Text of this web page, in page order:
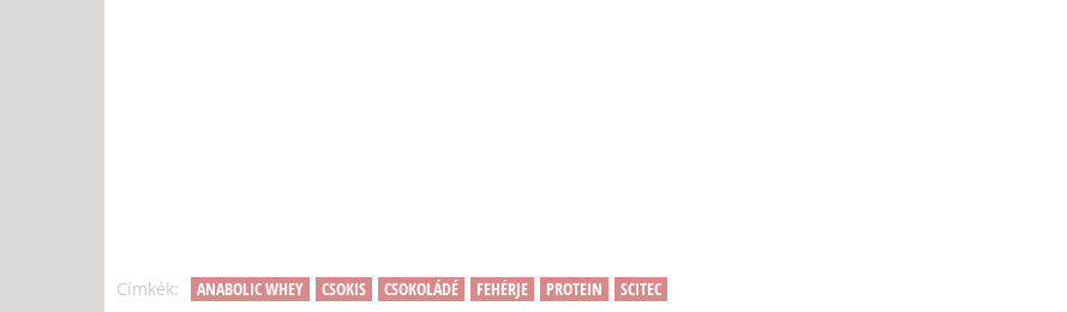
Címkék: ANABOLIC WHEY CSOKIS CSOKOLÁDÉ FEHÉRJE PROTEIN
SCITEC